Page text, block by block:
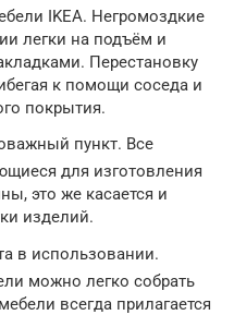
IKEA. Негромоздкие
легки на подъём и
Перестановку
к помощи соседа и
покрытия.
пункт. Все
для изготовления
это же касается и
изделий.
в использовании.
можно легко собрать
всегда прилагается